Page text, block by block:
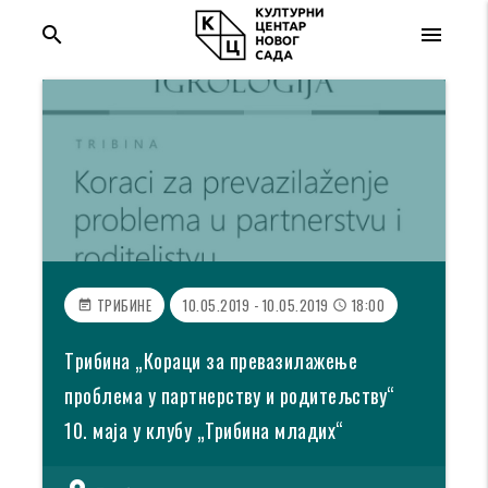
menu
search
event_note ТРИБИНЕ 10.05.2019 - 10.05.2019 access_time 18:00
Tрибина „Кораци за превазилажење
проблема у партнерству и родитељству“
10. маја у клубу „Трибина младих“